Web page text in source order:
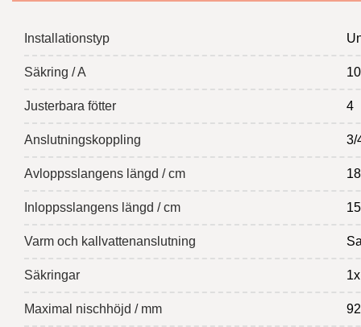
Installationstyp
Säkring / A 10
Justerbara fötter 4
Anslutningskoppling 3/
Avloppsslangens längd / cm
Inloppsslangens längd / cm
Varm och kallvattenanslutning
Säkringar
Maximal nischhöjd / mm